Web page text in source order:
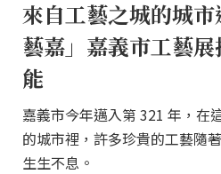
來自工藝之城的城
藝嘉」嘉義市工藝
能
嘉義市今年邁入第 321 年，在
的城市裡，許多珍貴的工藝隨
生生不息。